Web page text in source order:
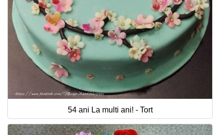
54 ani La multi ani! - Tort